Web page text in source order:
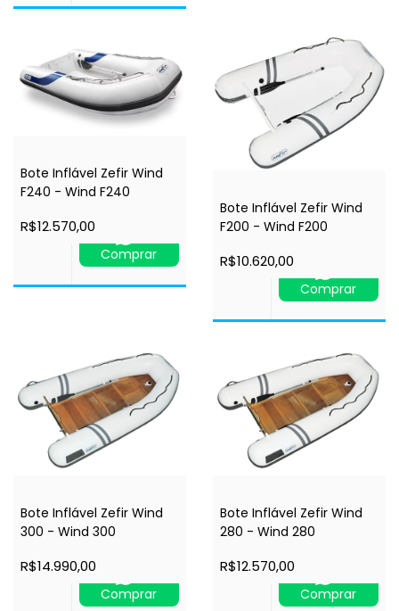
Bote Inflável Zefir Wind
F240 - Wind F240
R$12.570,00
Comprar
Bote Inflável Zefir Wind
F200 - Wind F200
R$10.620,00
Comprar
Bote Inflável Zefir Wind
300 - Wind 300
R$14.990,00
Comprar
Bote Inflável Zefir Wind
280 - Wind 280
R$12.570,00
Comprar